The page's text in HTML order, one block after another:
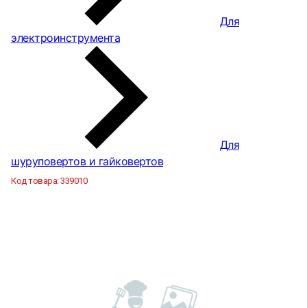
Для
электроинструмента
Для
шуруповертов и гайковертов
Код товара:339010